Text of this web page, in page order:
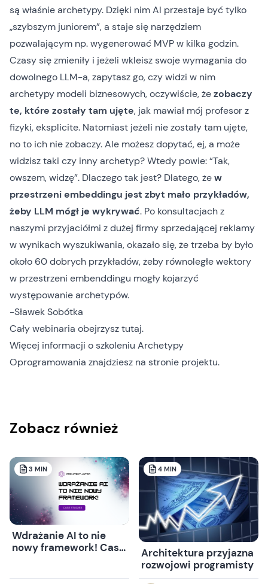
są właśnie archetypy. Dzięki nim AI przestaje być tylko
„szybszym juniorem”, a staje się narzędziem
pozwalającym np. wygenerować MVP w kilka godzin.
Czasy się zmieniły i jeżeli wkleisz swoje wymagania do
dowolnego LLM-a, zapytasz go, czy widzi w nim
archetypy modeli biznesowych, oczywiście, żezobaczy
te, które zostały tam ujęte, jak mawiał mój profesor z
fizyki, eksplicite. Natomiast jeżeli nie zostały tam ujęte,
no to ich nie zobaczy. Ale możesz dopytać, ej, a może
widzisz taki czy inny archetyp? Wtedy powie: “Tak,
owszem, widzę”. Dlaczego tak jest? Dlatego, żew
przestrzeni embeddingu jest zbyt mało przykładów,
żeby LLM mógł je wykrywać. Po konsultacjach z
naszymi przyjaciółmi z dużej firmy sprzedającej reklamy
w wynikach wyszukiwania, okazało się, że trzeba by było
około 60 dobrych przykładów, żeby równoległe wektory
w przestrzeni embenddingu mogły kojarzyć
występowanie archetypów.
-Sławek Sobótka
Cały webinaria obejrzysztutaj.
Więcej informacji o szkoleniu Archetypy
Oprogramowania znajdziesz na stronie projektu.
Zobacz również
3 MIN
Wdrażanie AI to nie
nowy framework! Case
4 MIN
Architektura przyjazna
rozwojowi programisty